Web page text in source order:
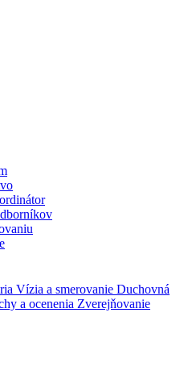
Vízia a smerovanie Duchovná
a ocenenia Zverejňovanie